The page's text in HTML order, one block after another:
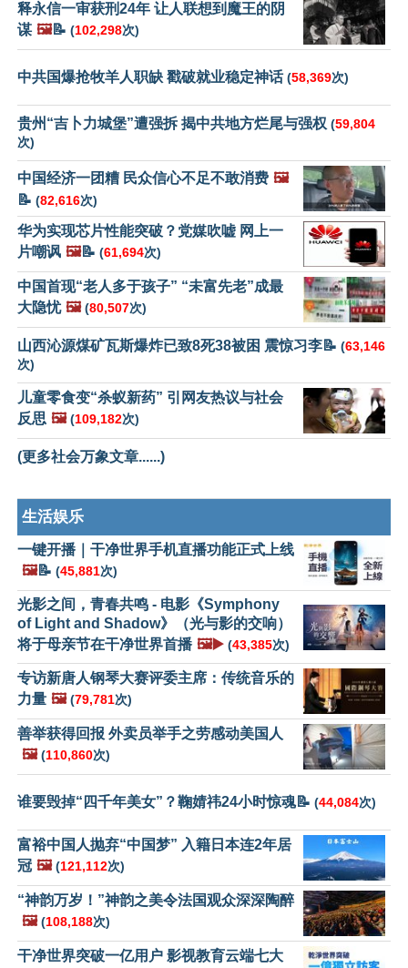
释永信一审获刑24年 让人联想到魔王的阴
谋 🖼️📝 (102,298次)
中共国爆抢牧羊人职缺 戳破就业稳定神话(58,369次)
贵州“吉卜力城堡”遭强拆 揭中共地方烂尾与强权 (59,804
次)
中国经济一团糟 民众信心不足不敢消费 🖼️
📝 (82,616次)
华为实现芯片性能突破？党媒吹嘘 网上一
片嘲讽 🖼️📝 (61,694次)
中国首现“老人多于孩子” “未富先老”成最
大隐忧 🖼️ (80,507次)
山西沁源煤矿瓦斯爆炸已致8死38被困 震惊习李📝 (63,146
次)
儿童零食变“杀蚁新药” 引网友热议与社会
反思 🖼️ (109,182次)
(更多社会万象文章......)
生活娱乐
一键开播｜干净世界手机直播功能正式上线
🖼️📝 (45,881次)
光影之间，青春共鸣 - 电影《Symphony
of Light and Shadow》（光与影的交响）
将于母亲节在干净世界首播 🖼️▶️ (43,385次)
专访新唐人钢琴大赛评委主席：传统音乐的
力量 🖼️ (79,781次)
善举获得回报 外卖员举手之劳感动美国人
🖼️ (110,860次)
谁要毁掉“四千年美女”？鞠婧祎24小时惊魂📝 (44,084次)
富裕中国人抛弃“中国梦” 入籍日本连2年居
冠 🖼️ (121,112次)
“神韵万岁！”神韵之美令法国观众深深陶醉
🖼️ (108,188次)
干净世界突破一亿用户 影视教育云端七大